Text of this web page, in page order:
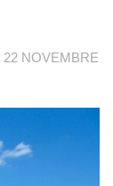
22 NOVEMBRE